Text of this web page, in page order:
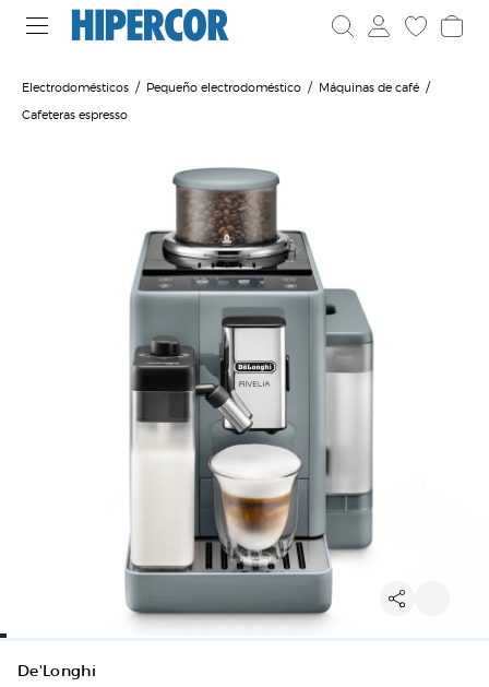
Electrodomésticos Pequeño electrodoméstico
Máquinas de café
Cafeteras espresso
De'Longhi